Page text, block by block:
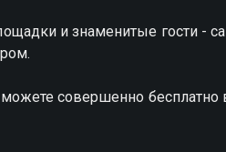
и знаменитые гости -
совершенно